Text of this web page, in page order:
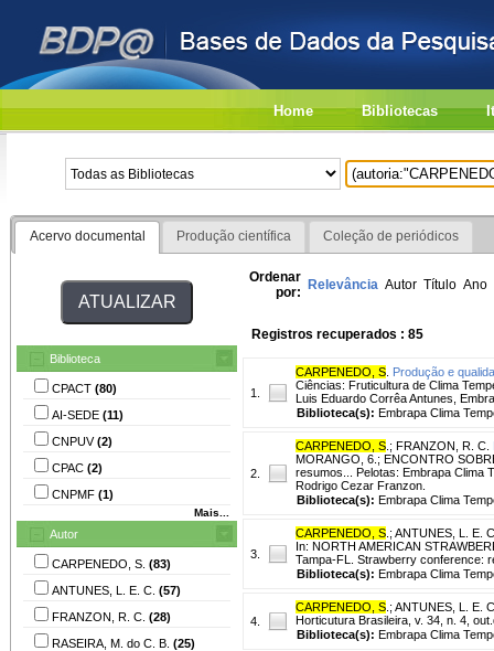
Home Bibliotecas
Acervo documental Produção científica Coleção de periódicos
Biblioteca
CPACT (80)
AI-SEDE (11)
CNPUV(2)
CPAC (2)
CNPMF (1)
Mais...
Autor
CARPENEDO, S. (83)
ANTUNES, L. E. C. (57)
FRANZON, R. C. (28)
RASEIRA, M. do C. B. (25)
Ordenar
por: Relevância Autor Título Ano
Registros recuperados : 85
1.
CARPENEDO, S Produção e
Ciências: Fruticultura de Clima
Luis Eduardo Corrêa Antunes,
Biblioteca(s): Embrapa Clima
2.
CARPENEDO, S ; FRANZON, R. C.
MORANGO, 6.; ENCONTRO
resumos... Pelotas: Embrapa Clima
Rodrigo Cezar Franzon.
Biblioteca(s): Embrapa Clima
3.
CARPENEDO, S ; ANTUNES, L. E.
In: NORTH AMERICAN
Tampa-FL. Strawberry conference:
Biblioteca(s): Embrapa Clima
4.
CARPENEDO, S ; ANTUNES, L. E.
Horticutura Brasileira, v. 34, n. 4,
Biblioteca(s): Embrapa Clima